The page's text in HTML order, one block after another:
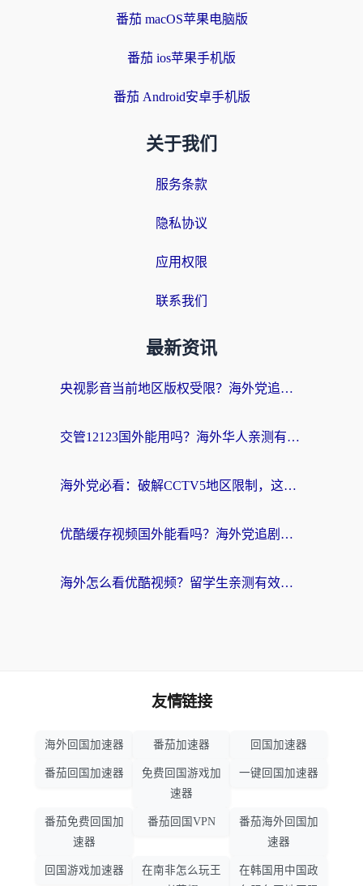
番茄 macOS苹果电脑版
番茄 ios苹果手机版
番茄 Android安卓手机版
关于我们
服务条款
隐私协议
应用权限
联系我们
最新资讯
央视影音当前地区版权受限？海外党追剧看片的终极解决方案来了
交管12123国外能用吗？海外华人亲测有效的回国加速器选择指南
海外党必看：破解CCTV5地区限制，这样看欧洲杯奥运直播才够爽！
优酷缓存视频国外能看吗？海外党追剧看片的终极解决方案来了
海外怎么看优酷视频？留学生亲测有效的回国加速器选择指南
友情链接
海外回国加速器 番茄加速器 回国加速器
番茄回国加速器
免费回国游戏加
速器
一键回国加速器
番茄免费回国加
速器
番茄回国VPN
番茄海外回国加
速器
回国游戏加速器
在南非怎么玩王
在韩国用中国政